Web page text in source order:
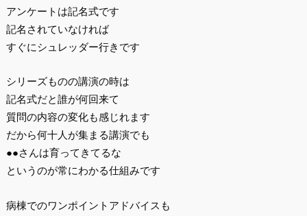
アンケートは記名式です
記名されていなければ
すぐにシュレッダー行きです
シリーズものの講演の時は
記名式だと誰が何回来て
質問の内容の変化も感じれます
だから何十人が集まる講演でも
●●さんは育ってきてるな
というのが常にわかる仕組みです
病棟でのワンポイントアドバイスも